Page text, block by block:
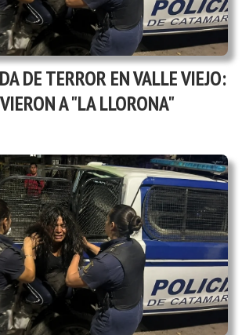
DE TERROR EN VALLE VIEJO:
A "LA LLORONA"